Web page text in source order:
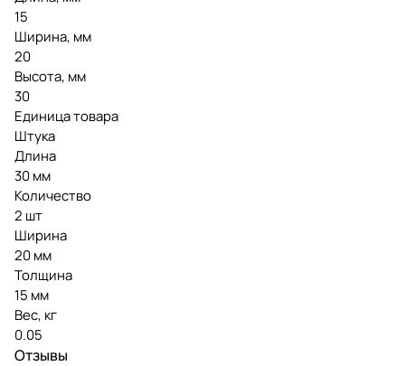
15
Ширина, мм
20
Высота, мм
30
Единица товара
Штука
Длина
30 мм
Количество
2 шт
Ширина
20 мм
Толщина
15 мм
Вес, кг
0.05
Отзывы